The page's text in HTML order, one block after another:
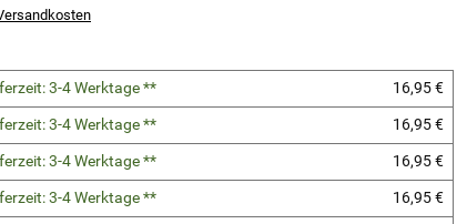
3-4 Werktage **
16,95 €
3-4 Werktage **
16,95 €
3-4 Werktage **
16,95 €
3-4 Werktage **
16,95 €